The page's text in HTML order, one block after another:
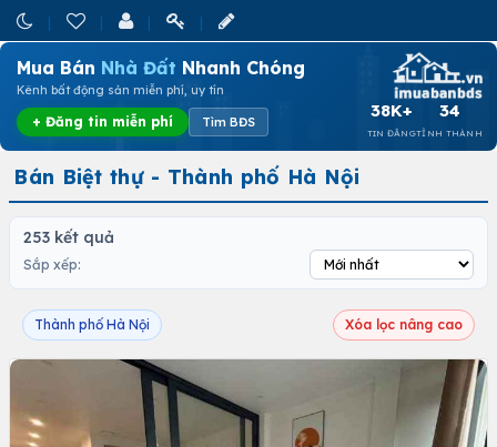
Mua Bán Nhà Đất Nhanh Chóng
Kênh bất động sản miễn phí, uy tín
+ Đăng tin miễn phí Tìm BĐS
38K+
TIN ĐĂNG
34
TỈNH THÀNH
Bán Biệt thự - Thành phố Hà Nội
253 kết quả
Sắp xếp:
Thành phố Hà Nội Xóa lọc nâng cao